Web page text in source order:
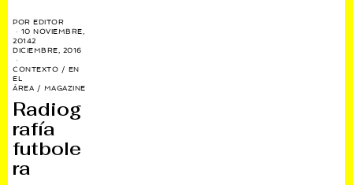
POREDITOR
10 NOVIEMBRE,
20142
DICIEMBRE, 2016
CONTEXTO / EN
EL
ÁREA / MAGAZINE
Radiog
rafía
futbole
ra